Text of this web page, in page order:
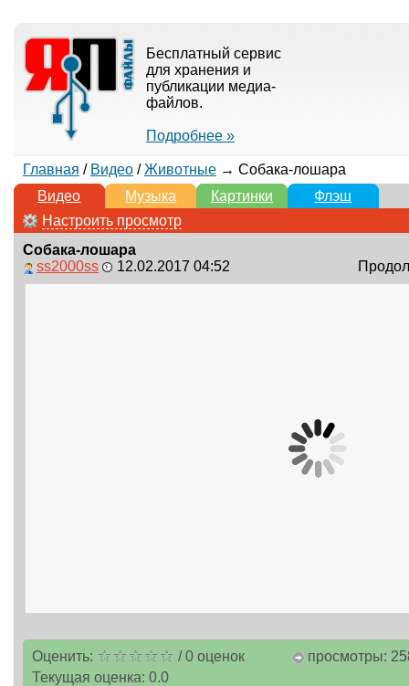
Бесплатный сервис
для хранения и
публикации медиа-
файлов.
Подробнее »
Главная / Видео/Животные→ Собака-лошара
Видео
Музыка Картинки
Флэш
Настроить просмотр
Собака-лошара
ss2000ss
12.02.2017 04:52
Оценить: /0оценок
Текущая оценка: 0.0
просмотры: